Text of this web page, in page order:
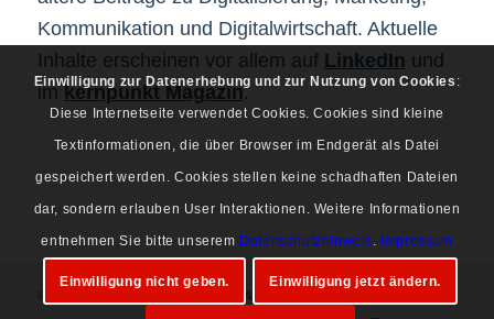
Kommunikation und Digitalwirtschaft. Aktuelle
Inhalte erscheinen vor allem auf LinkedIn und
imkernpunkt Magazin.
© Copyright 1997-2026 Mike Schnoor. Alle Rechte vorbehalten.
Einwilligung zur Datenerhebung und zur Nutzung von Cookies :
Diese Internetseite verwendet Cookies. Cookies sind kleine
Textinformationen, die über Browser im Endgerät als Datei
gespeichert werden. Cookies stellen keine schadhaften Dateien
dar, sondern erlauben User Interaktionen. Weitere Informationen
entnehmen Sie bitte unserem Datenschutzhinweis. Impressum
Einwilligung nicht geben. Einwilligung jetzt ändern.